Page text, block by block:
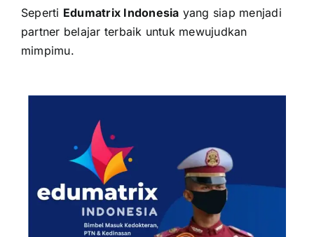
Seperti Edumatrix Indonesia yang siap menjadi
partner belajar terbaik untuk mewujudkan
mimpimu.